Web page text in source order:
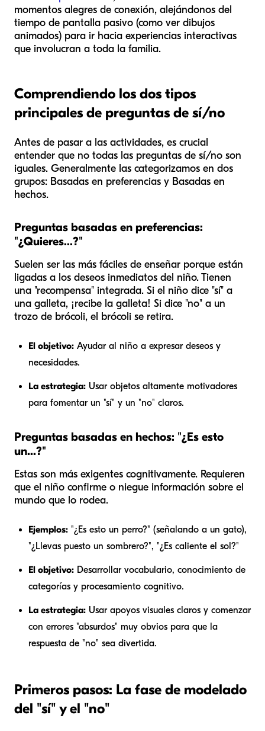
momentos alegres de conexión, alejándonos del
tiempo de pantalla pasivo (como ver dibujos
animados) para ir hacia experiencias interactivas
que involucran a toda la familia.
Comprendiendo los dos tipos
principales de preguntas de sí/no
Antes de pasar a las actividades, es crucial
entender que no todas las preguntas de sí/no son
iguales. Generalmente las categorizamos en dos
grupos: Basadas en preferencias y Basadas en
hechos.
Preguntas basadas en preferencias:
"¿Quieres...?"
Suelen ser las más fáciles de enseñar porque están
ligadas a los deseos inmediatos del niño. Tienen
una "recompensa" integrada. Si el niño dice "sí" a
una galleta, ¡recibe la galleta! Si dice "no" a un
trozo de brócoli, el brócoli se retira.
El objetivo: Ayudar al niño a expresar deseos y
necesidades.
La estrategia: Usar objetos altamente motivadores
para fomentar un "sí" y un "no" claros.
Preguntas basadas en hechos: "¿Es esto
un...?"
Estas son más exigentes cognitivamente. Requieren
que el niño confirme o niegue información sobre el
mundo que lo rodea.
Ejemplos: "¿Es esto un perro?" (señalando a un gato),
"¿Llevas puesto un sombrero?", "¿Es caliente el sol?"
El objetivo: Desarrollar vocabulario, conocimiento de
categorías y procesamiento cognitivo.
La estrategia: Usar apoyos visuales claros y comenzar
con errores "absurdos" muy obvios para que la
respuesta de "no" sea divertida.
Primeros pasos: La fase de modelado
del "sí" y el "no"